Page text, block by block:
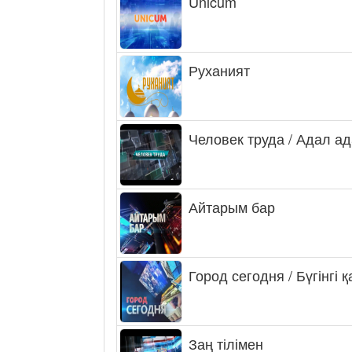
Руханият
Человек труда / Адал
Айтарым бар
Город сегодня / Бүгінгі
Заң тілімен